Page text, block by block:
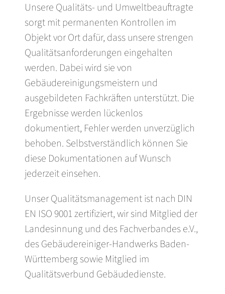
Unsere Qualitäts- und Umweltbeauftragte
sorgt mit permanenten Kontrollen im
Objekt vor Ort dafür, dass unsere strengen
Qualitätsanforderungen eingehalten
werden. Dabei wird sie von
Gebäudereinigungsmeistern und
ausgebildeten Fachkräften unterstützt. Die
Ergebnisse werden lückenlos
dokumentiert, Fehler werden unverzüglich
behoben. Selbstverständlich können Sie
diese Dokumentationen auf Wunsch
jederzeit einsehen.
Unser Qualitätsmanagement ist nach DIN
EN ISO 9001 zertifiziert, wir sind Mitglied der
Landesinnung und des Fachverbandes e.V.,
des Gebäudereiniger-Handwerks Baden-
Württemberg sowie Mitglied im
Qualitätsverbund Gebäudedienste.